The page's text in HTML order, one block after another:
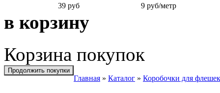
39 руб
9 руб/метр
в корзину
Корзина покупок
Продолжить покупки
Главная » Каталог » Коробочки для флешек